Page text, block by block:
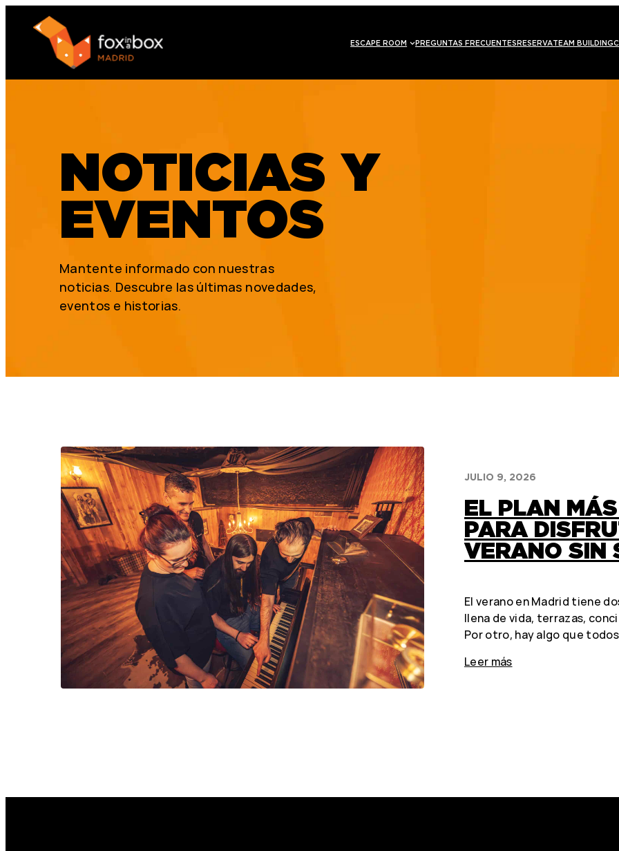
ESCAPE ROOM PREGUNTAS FRECUENTES RESERVATEAM BUILDING
NOTICIAS Y
EVENTOS
Mantente informado con nuestras
noticias. Descubre las últimas novedades,
eventos e historias.
JULIO 9, 2026
EL PLAN
PARA
VERANO SIN
El verano en Madrid tiene
llena de vida, terrazas,
Por otro, hay algo que
Leer más